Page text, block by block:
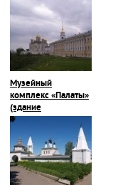
Музейный
комплекс «Палаты»
(здание
Присутственных